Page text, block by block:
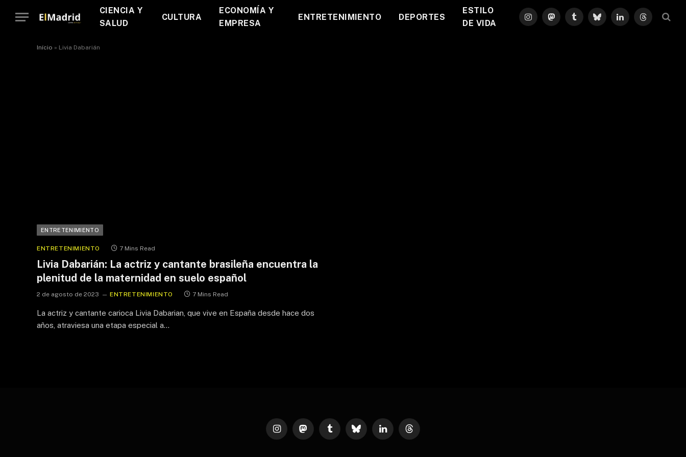
CIENCIA Y
SALUD
CULTURA
ECONOMÍA Y
EMPRESA
ENTRETENIMIENTO DEPORTES
ESTILO
DE VIDA
InstagramMastodonTumblrBlueskyLinkedInThreads
Início » Livia Dabarián
ENTRETENIMIENTO
ENTRETENIMIENTO 7 Mins Read
Livia Dabarián: La actriz y cantante brasileña encuentra la
plenitud de la maternidad en suelo español
2 de agosto de 2023 ENTRETENIMIENTO 7 Mins Read
La actriz y cantante carioca Livia Dabarian, que vive en España desde hace dos
años, atraviesa una etapa especial a…
InstagramMastodonTumblr Bluesky LinkedInThreads